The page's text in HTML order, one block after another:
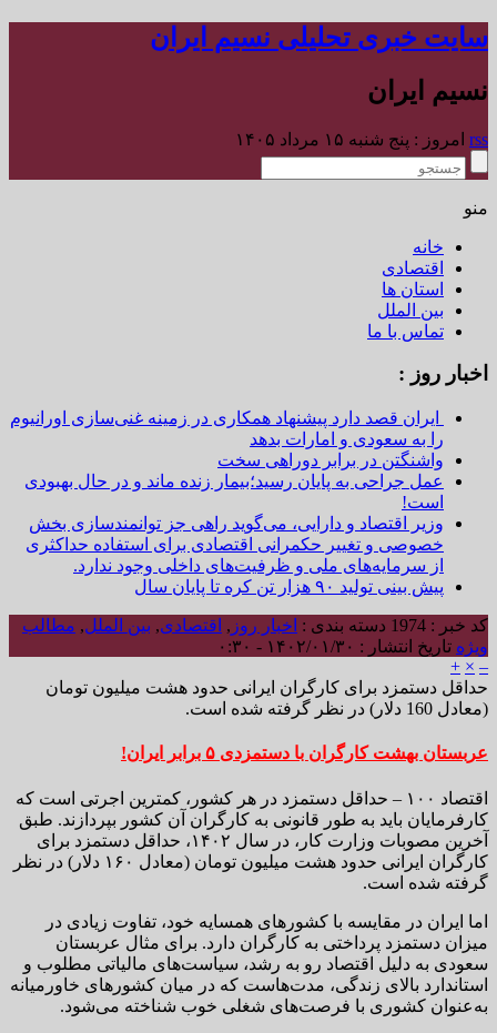
سایت خبری تحلیلی نسیم ایران
نسیم ایران
rss امروز : پنج شنبه ۱۵ مرداد ۱۴۰۵
منو
خانه
اقتصادی
استان ها
بین الملل
تماس با ما
اخبار روز :
ایران قصد دارد پیشنهاد همکاری در زمینه غنی‌سازی اورانیوم
را به سعودی و امارات بدهد
واشنگتن در برابر دوراهی سخت
عمل جراحی به پایان رسید؛بیمار زنده ماند و در حال بهبودی
است!
وزیر اقتصاد و دارایی، می‌گوید راهی جز توانمندسازی بخش
خصوصی و تغییر حکمرانی اقتصادی برای استفاده حداکثری
از سرمایه‌های ملی و ظرفیت‌های داخلی وجود ندارد.
پیش بینی تولید ۹۰ هزار تن کره تا پایان سال
کد خبر : 1974 دسته بندی : اخبار روز , اقتصادی, بین الملل, مطالب
ویژه تاریخ انتشار : ۱۴۰۲/۰۱/۳۰ - ۰:۳۰
–
×
+
حداقل دستمزد برای کارگران ایرانی حدود هشت میلیون تومان
(معادل 160 دلار) در نظر گرفته شده است.
عربستان بهشت کارگران با دستمزدی ۵ برابر ایران!
اقتصاد ۱۰۰ – حداقل دستمزد در هر کشور، کمترین اجرتی است که
کارفرمایان باید به طور قانونی به کارگران آن کشور بپردازند. طبق
آخرین مصوبات وزارت کار، در سال ۱۴۰۲، حداقل دستمزد برای
کارگران ایرانی حدود هشت میلیون تومان (معادل ۱۶۰ دلار) در نظر
گرفته شده است.
اما ایران در مقایسه با کشورهای همسایه خود، تفاوت زیادی در
میزان دستمزد پرداختی به کارگران دارد. برای مثال عربستان
سعودی به دلیل اقتصاد رو به رشد، سیاست‌های مالیاتی مطلوب و
استاندارد بالای زندگی، مدت‌هاست که در میان کشورهای خاورمیانه
به‌عنوان کشوری با فرصت‌های شغلی خوب شناخته می‌شود.